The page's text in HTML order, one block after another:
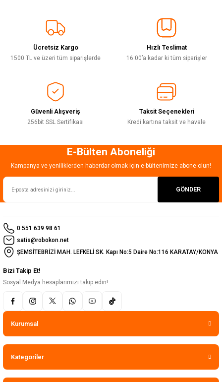
Ürün resmi kalitesiz, bozuk veya görüntülenemiyor.
Ürün açıklamasında eksik bilgiler bulunuyor.
Ürün bilgilerinde hatalar bulunuyor.
Bu ürüne benzer farklı alternatifler olmalı.
Gönder
Deneyimini Paylaş
Ücretsiz Kargo
1500 TL ve üzeri tüm siparişlerde
Hızlı Teslimat
16:00’a kadar ki tüm siparişler
Güvenli Alışveriş
256bit SSL Sertifikası
Taksit Seçenekleri
Kredi kartına taksit ve havale
E-Bülten Aboneliği
Kampanya ve yeniliklerden haberdar olmak için e-bültenimize abone olun!
GÖNDER
0 551 639 98 61
satis@robokon.net
ŞEMSİTEBRİZİ MAH. LEFKELİ SK. Kapı No:5 Daire No:116 KARATAY/KONYA
Bizi Takip Et!
Sosyal Medya hesaplarımızı takip edin!
Kurumsal
Kategoriler